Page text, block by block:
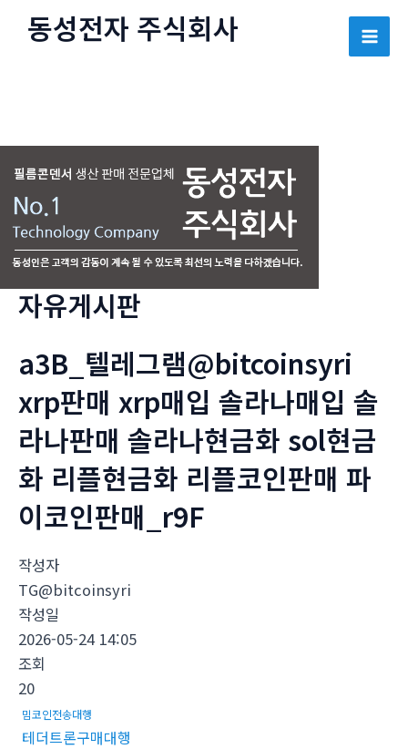
동성전자 주식회사
Main
자유게시판
a3B_텔레그램@bitcoinsyri
xrp판매 xrp매입 솔라나매입 솔
라나판매 솔라나현금화 sol현금
화 리플현금화 리플코인판매 파
이코인판매_r9F
작성자
TG@bitcoinsyri
작성일
2026-05-24 14:05
조회
20
밈코인전송대행
테더트론구매대행